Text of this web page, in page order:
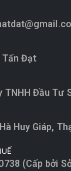
Tấn Đạt
TNHH Đầu Tư
Huy Giáp,
(Cấp bởi